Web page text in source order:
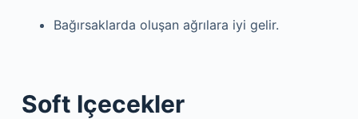
Bağırsaklarda oluşan ağrılara iyi gelir.
Soft Içecekler